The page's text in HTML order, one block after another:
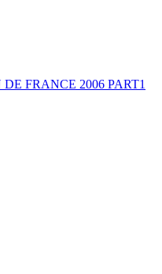
FRANCE 2006 PART1